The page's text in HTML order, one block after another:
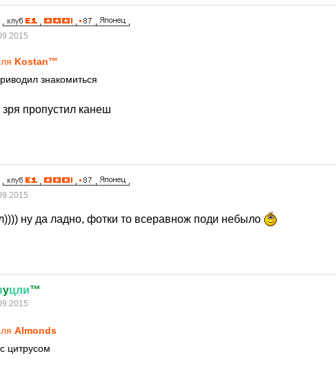
Kostan™
знакомиться
зря пропустил канеш
ну да ладно, фотки то всеравнож поди небыло
yцли™
Almonds
цитрусом